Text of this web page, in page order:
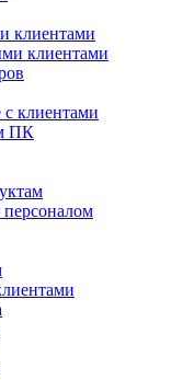
клиентами
клиентами
с клиентами
ПК
персоналом